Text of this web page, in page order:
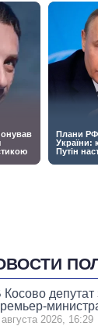
Косово депутат
2026, 16:29